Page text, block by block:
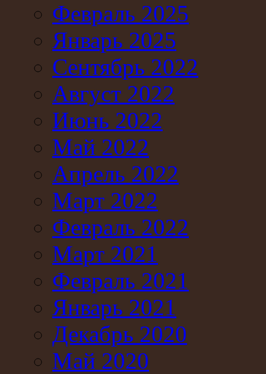
Февраль 2025
Январь 2025
Сентябрь 2022
Август 2022
Июнь 2022
Май 2022
Апрель 2022
Март 2022
Февраль 2022
Март 2021
Февраль 2021
Январь 2021
Декабрь 2020
Май 2020